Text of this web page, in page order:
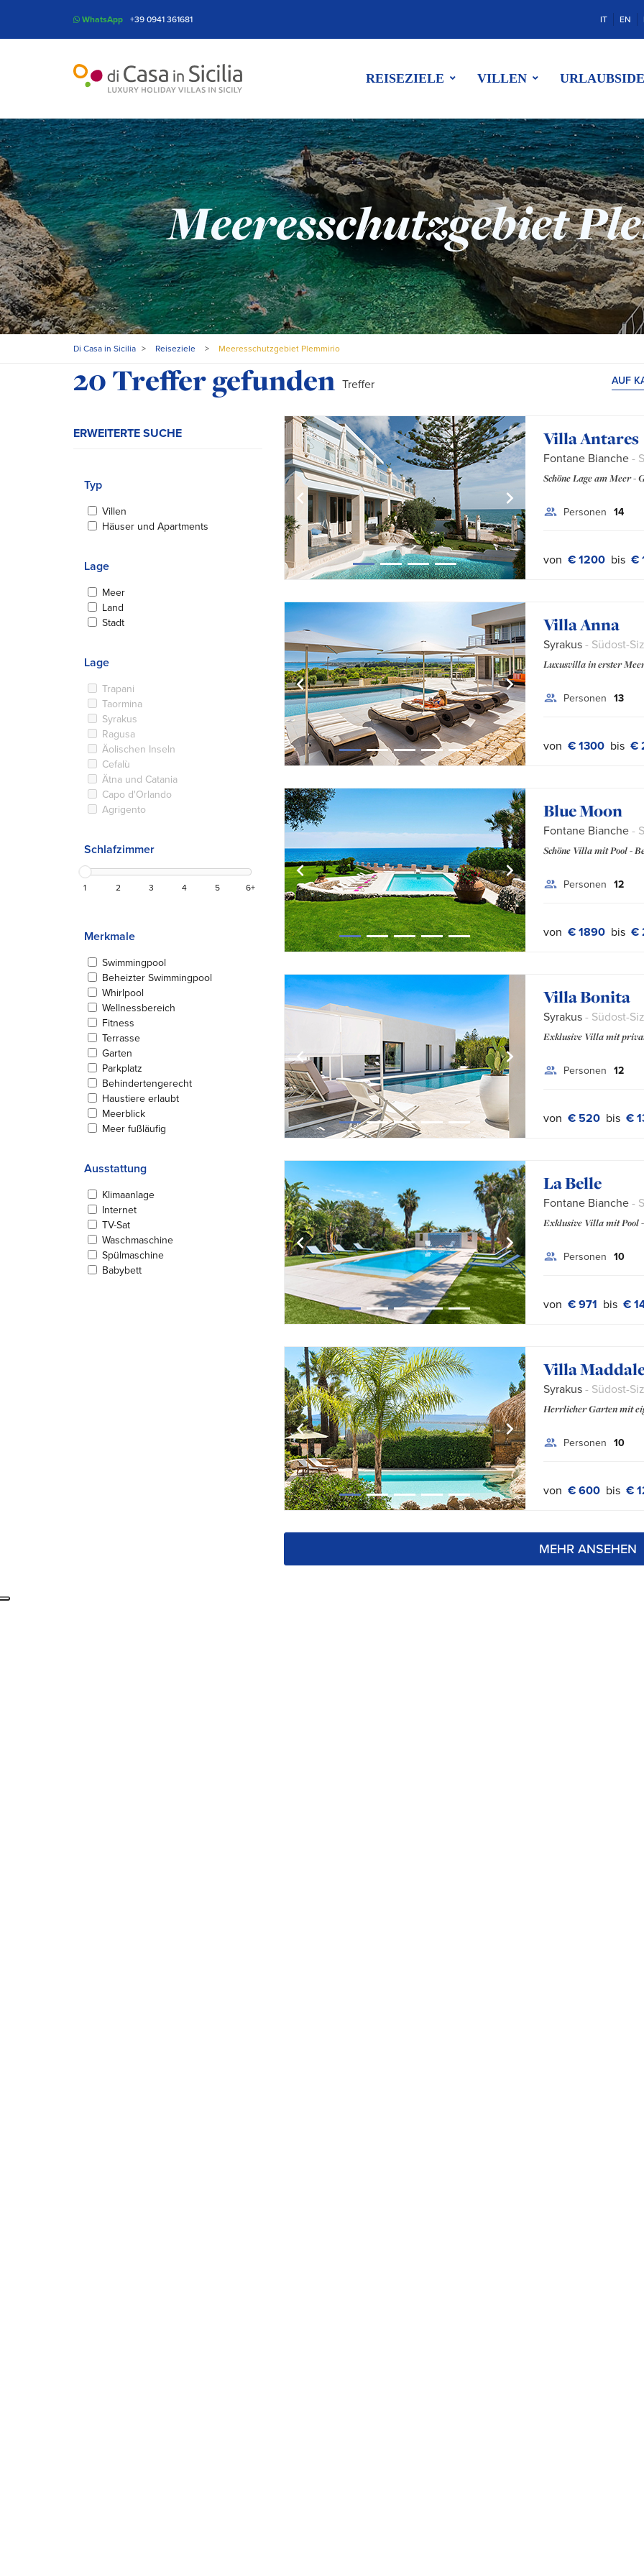
WhatsApp +39 0941 361681 IT EN
REISEZIELE VILLEN
Meeresschutzgebiet
Di Casa in Sicilia > Reiseziele > Meeresschutzgebiet Plemmirio
Ihre Suchergebnisse:
20 Treffer gefunden Treffer AUF
ERWEITERTE SUCHE
Typ
Villen
Häuser und Apartments
Lage
Meer
Land
Stadt
Lage
Trapani
Taormina
Syrakus
Ragusa
Äolischen Inseln
Cefalù
Ätna und Catania
Capo d'Orlando
Agrigento
Schlafzimmer
1 2 3 4 5 6+
Merkmale
Swimmingpool
Beheizter Swimmingpool
Whirlpool
Wellnessbereich
Fitness
Terrasse
Garten
Parkplatz
Behindertengerecht
Haustiere erlaubt
Meerblick
Meer fußläufig
Ausstattung
Klimaanlage
Internet
TV-Sat
Waschmaschine
Spülmaschine
Babybett
Villa Antares
Fontane Bianche-
Schöne Lage am Meer -
Personen 14
von € 1200 bis €
Villa Anna
Syrakus- Südost-
Luxusvilla in erster
Personen 13
von € 1300 bis €
Blue Moon
Fontane Bianche-
Schöne Villa mit Pool -
Personen 12
von € 1890 bis €
Villa Bonita
Syrakus- Südost-
Exklusive Villa mit
Personen 12
von € 520 bis €
La Belle
Fontane Bianche-
Exklusive Villa mit Pool
Personen 10
von € 971 bis €
Villa
Syrakus- Südost-
Herrlicher Garten mit
Personen 10
von € 600 bis €
MEHR ANSEHEN